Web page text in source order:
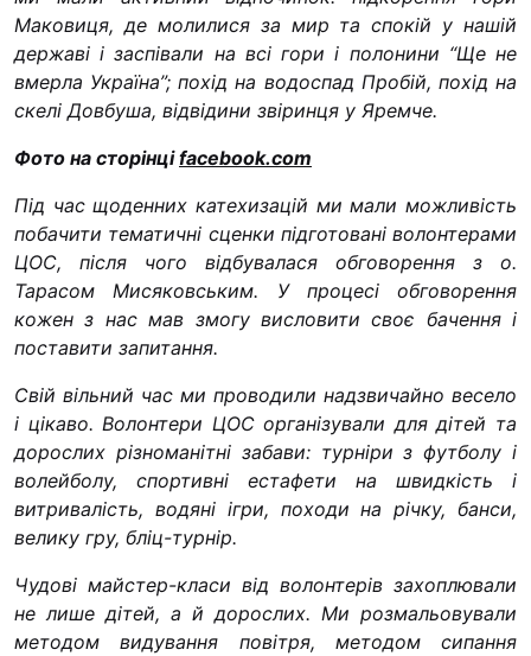
Маковиця, де молилися за мир та спокій у нашій
державі і заспівали на всі гори і полонини “Ще не
вмерла Україна”; похід на водоспад Пробій, похід на
скелі Довбуша, відвідини звіринця у Яремче.
Фото на сторінціfacebook.com
Під час щоденних катехизацій ми мали можливість
побачити тематичні сценки підготовані волонтерами
ЦОС, після чого відбувалася обговорення з о.
Тарасом Мисяковським. У процесі обговорення
кожен з нас мав змогу висловити своє бачення і
поставити запитання.
Свій вільний час ми проводили надзвичайно весело
і цікаво. Волонтери ЦОС організували для дітей та
дорослих різноманітні забави: турніри з футболу і
волейболу, спортивні естафети на швидкість і
витривалість, водяні ігри, походи на річку, банси,
велику гру, бліц-турнір.
Чудові майстер-класи від волонтерів захоплювали
не лише дітей, а й дорослих. Ми розмальовували
методом видування повітря, методом сипання